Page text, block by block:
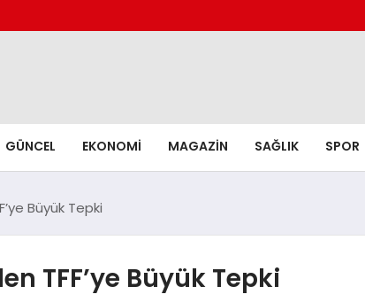
GÜNCEL EKONOMI MAGAZIN SAĞLIK SPOR
Büyük Tepki
TFF’ye Büyük Tepki